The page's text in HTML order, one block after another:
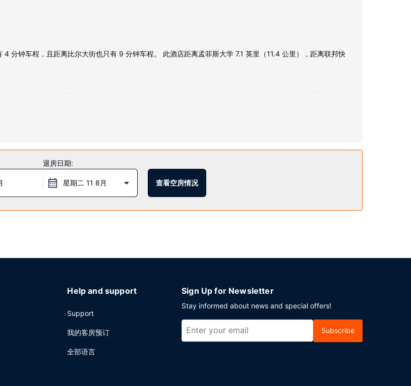
分钟车程，且距离比尔大街也只有 9 分钟车程。 此酒店距离孟菲斯大学 7.1 英里（11.4 公里），距离联邦快
。
店提供免费自助停车。
退房日期:
星期二 11 8月 查看空房情况
Help and support
Support
我的客房预订
全部语言
Sign Up for Newsletter
Stay informed about news and special offers!
Subscribe